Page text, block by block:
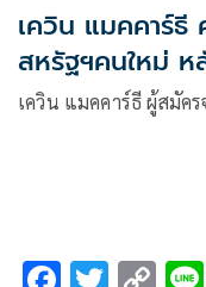
เควิน แมคคาร์ธี
สหรัฐฯคนใหม่ ห
เควิน แมคคาร์ธี ผู้สมัค